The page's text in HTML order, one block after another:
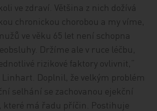
ve zdraví. Většina z nich dožívá
chronickou chorobou a my víme,
ve věku 65 let není schopna
Držíme ale v ruce léčbu,
rizikové faktory ovlivnit,“
Doplnil, že velkým problém
selhání se zachovanou ejekční
které má řadu příčin. Postihuje